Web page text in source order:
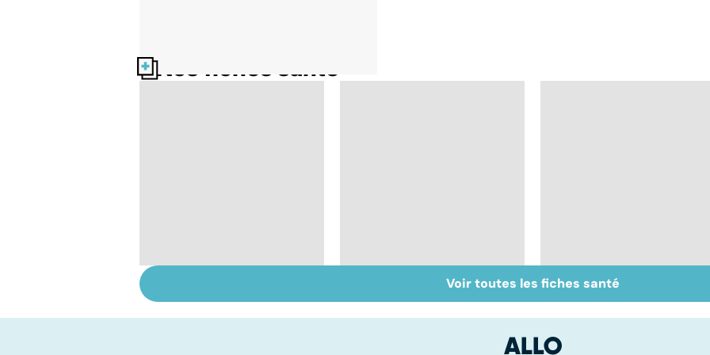
Nos fiches santé
de l'euphorie à la
Les Français accros
aux psychotropes ?
Ados : que faire en
cas de troubles du
Voir toutes les fiches santé